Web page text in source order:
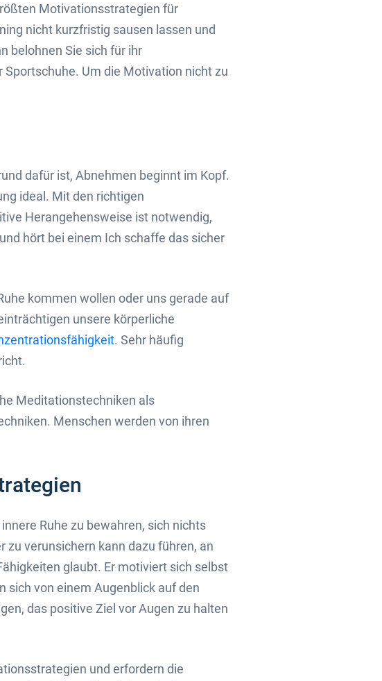
Motivationsstrategien für
nicht kurzfristig sausen lassen und
belohnen Sie sich für ihr
Um die Motivation nicht zu
dafür ist, Abnehmen beginnt im Kopf.
ideal. Mit den richtigen
Herangehensweise ist notwendig,
hört bei einem Ich schaffe das sicher
kommen wollen oder uns gerade auf
unsere körperliche
. Sehr häufig
Meditationstechniken als
Menschen werden von ihren
Ruhe zu bewahren, sich nichts
zu verunsichern kann dazu führen, an
glaubt. Er motiviert sich selbst
sich von einem Augenblick auf den
das positive Ziel vor Augen zu halten
und erfordern die